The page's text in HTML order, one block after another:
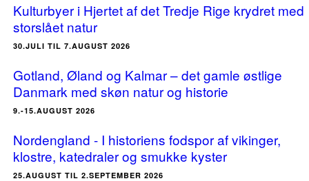
Kulturbyer i Hjertet af det Tredje Rige krydret med
storslået natur
30.JULI TIL 7.AUGUST 2026
Gotland, Øland og Kalmar – det gamle østlige
Danmark med skøn natur og historie
9.-15.AUGUST 2026
Nordengland - I historiens fodspor af vikinger,
klostre, katedraler og smukke kyster
25.AUGUST TIL 2.SEPTEMBER 2026